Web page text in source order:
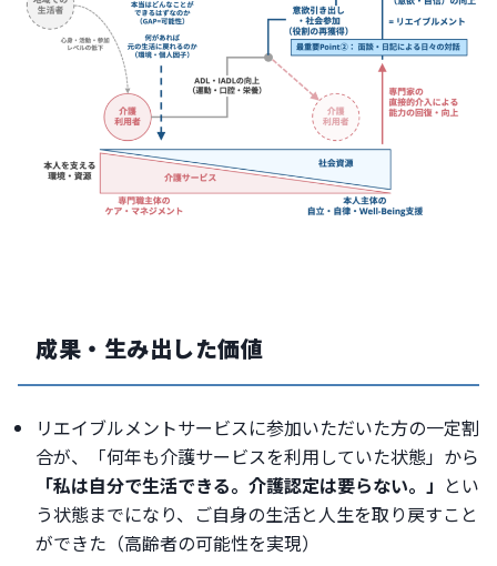
成果・生み出した価値
リエイブルメントサービスに参加いただいた方の一定割
合が、「何年も介護サービスを利用していた状態」から
「私は自分で生活できる。介護認定は要らない。」 とい
う状態までになり、ご自身の生活と人生を取り戻すこと
ができた（高齢者の可能性を実現）